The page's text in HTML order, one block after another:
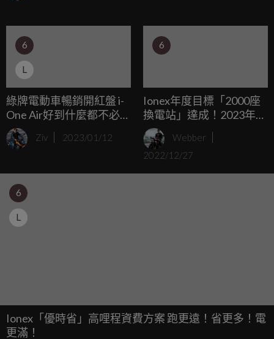
6
L
綠牌電動車暢銷開紅盤 i-
One Air好到什麼都不必
說！市場好評不斷，銷售
佳績有目共睹！開春汰舊
Ziv 2023/01/12
6
Ionex年度目標「2000座
換電站」達成！2023年目
標2600座換電站 2024年
成為電車冠軍
Webber
2022/12/27
6
L
Ionex「優時省」高哩程資費方案 跑更遠！省更多！電
更滿！